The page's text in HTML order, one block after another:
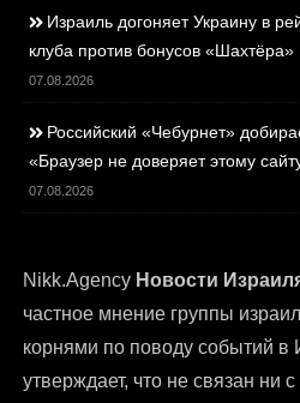
Израиль догоняет Украину в
клуба против бонусов «Шахтёра»
07.08.2026
Российский «Чебурнет»
«Браузер не доверяет этому
07.08.2026
Nikk.Agency Новости
частное мнение группы
корнями по поводу событий
утверждает, что не связан ни